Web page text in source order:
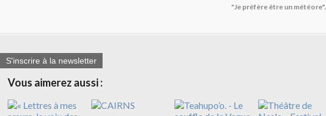
"Je préfère être un météore".
S'inscrire à la newsletter
Vous aimerez aussi :